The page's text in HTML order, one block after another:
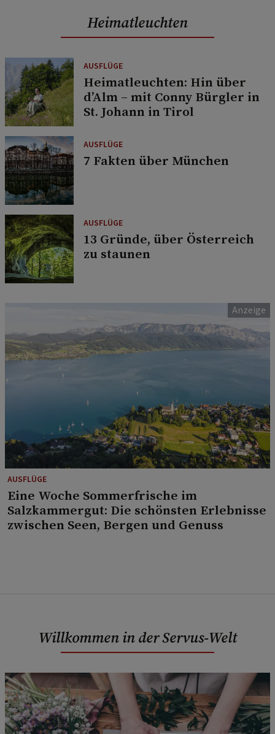
Heimatleuchten
AUSFLÜGE
Heimatleuchten: Hin über
d’Alm – mit Conny Bürgler in
St. Johann in Tirol
AUSFLÜGE
7 Fakten über München
AUSFLÜGE
13 Gründe, über Österreich
zu staunen
AUSFLÜGE
Eine Woche Sommerfrische im
Salzkammergut: Die schönsten Erlebnisse
zwischen Seen, Bergen und Genuss
Willkommen in der Servus-Welt